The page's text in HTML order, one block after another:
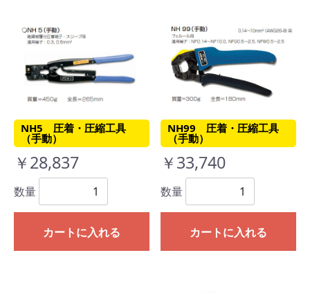
NH5 圧着・圧縮工具
（手動）
￥28,837
数量
カートに入れる
NH99 圧着・圧縮工具
（手動）
￥33,740
数量
カートに入れる